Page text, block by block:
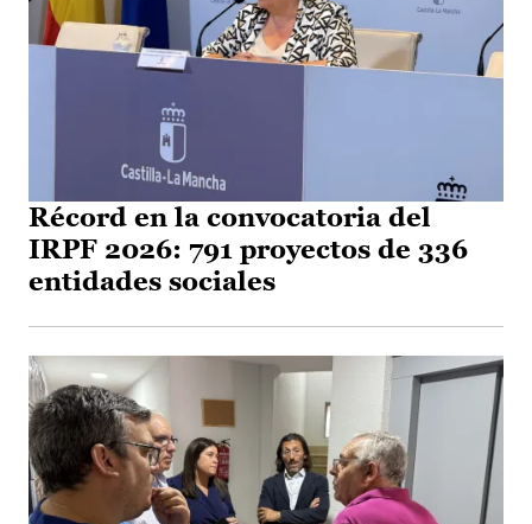
Récord en la convocatoria del
IRPF 2026: 791 proyectos de 336
entidades sociales